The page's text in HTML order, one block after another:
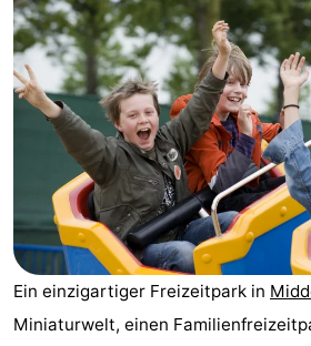
Für
kindern
Übernachten
Appartements
Greve
Zeeuwse
Campingplätze
Ein einzigartiger Freizeitpark in
Miniaturwelt, einen